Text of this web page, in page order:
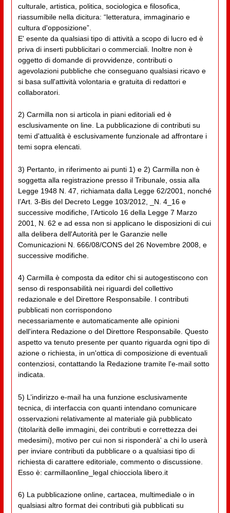
culturale, artistica, politica, sociologica e filosofica,
riassumibile nella dicitura: “letteratura, immaginario e
cultura d'opposizione”.
E' esente da qualsiasi tipo di attività a scopo di lucro ed è
priva di inserti pubblicitari o commerciali. Inoltre non è
oggetto di domande di provvidenze, contributi o
agevolazioni pubbliche che conseguano qualsiasi ricavo e
si basa sull'attività volontaria e gratuita di redattori e
collaboratori.
2) Carmilla non si articola in piani editoriali ed è
esclusivamente on line. La pubblicazione di contributi su
temi d'attualità è esclusivamente funzionale ad affrontare i
temi sopra elencati.
3) Pertanto, in riferimento ai punti 1) e 2) Carmilla non è
soggetta alla registrazione presso il Tribunale, ossia alla
Legge 1948 N. 47, richiamata dalla Legge 62/2001, nonché
l’Art. 3-Bis del Decreto Legge 103/2012, _N. 4_16 e
successive modifiche, l’Articolo 16 della Legge 7 Marzo
2001, N. 62 e ad essa non si applicano le disposizioni di cui
alla delibera dell'Autorità per le Garanzie nelle
Comunicazioni N. 666/08/CONS del 26 Novembre 2008, e
successive modifiche.
4) Carmilla è composta da editor chi si autogestiscono con
senso di responsabilità nei riguardi del collettivo
redazionale e del Direttore Responsabile. I contributi
pubblicati non corrispondono
necessariamente e automaticamente alle opinioni
dell'intera Redazione o del Direttore Responsabile. Questo
aspetto va tenuto presente per quanto riguarda ogni tipo di
azione o richiesta, in un'ottica di composizione di eventuali
contenziosi, contattando la Redazione tramite l'e-mail sotto
indicata.
5) L’indirizzo e-mail ha una funzione esclusivamente
tecnica, di interfaccia con quanti intendano comunicare
osservazioni relativamente al materiale già pubblicato
(titolarità delle immagini, dei contributi e correttezza dei
medesimi), motivo per cui non si risponderà' a chi lo userà
per inviare contributi da pubblicare o a qualsiasi tipo di
richiesta di carattere editoriale, commento o discussione.
Esso è: carmillaonline_legal chiocciola libero.it
6) La pubblicazione online, cartacea, multimediale o in
qualsiasi altro format dei contributi già pubblicati su